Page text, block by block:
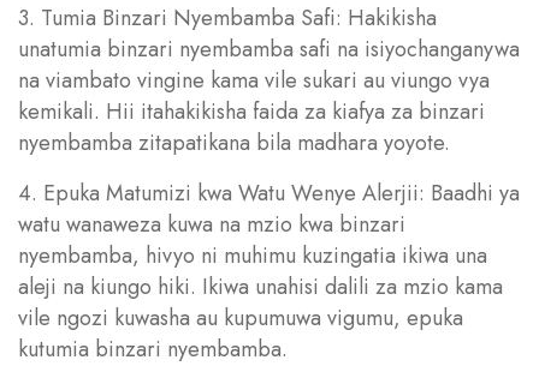
3. Tumia Binzari Nyembamba Safi: Hakikisha
unatumia binzari nyembamba safi na isiyochanganywa
na viambato vingine kama vile sukari au viungo vya
kemikali. Hii itahakikisha faida za kiafya za binzari
nyembamba zitapatikana bila madhara yoyote.
4. Epuka Matumizi kwa Watu Wenye Alerjii: Baadhi ya
watu wanaweza kuwa na mzio kwa binzari
nyembamba, hivyo ni muhimu kuzingatia ikiwa una
aleji na kiungo hiki. Ikiwa unahisi dalili za mzio kama
vile ngozi kuwasha au kupumuwa vigumu, epuka
kutumia binzari nyembamba.